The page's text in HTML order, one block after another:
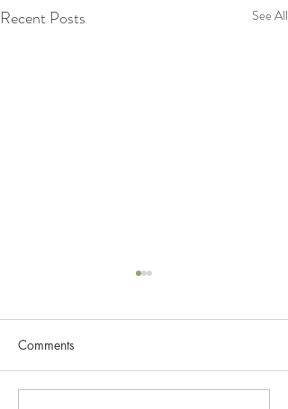
Recent Posts See All
Comments